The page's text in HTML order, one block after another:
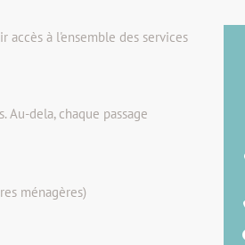
accès à l'ensemble des services
Au-dela, chaque passage
ménagères)